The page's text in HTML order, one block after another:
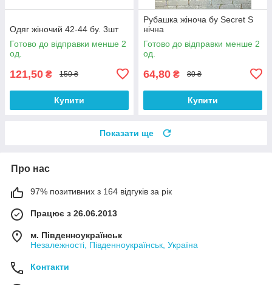
Одяг жіночий 42-44 бу. 3шт
Готово до відправки менше 2
од.
121,50 ₴ 150 ₴
Купити
Рубашка жіноча бу Secret S
нічна
Готово до відправки менше 2
од.
64,80 ₴ 80 ₴
Купити
Показати ще
Про нас
97% позитивних з 164 відгуків за рік
Працює з 26.06.2013
м. Південноукраїнськ
Незалежності, Південноукраїнськ, Україна
Контакти